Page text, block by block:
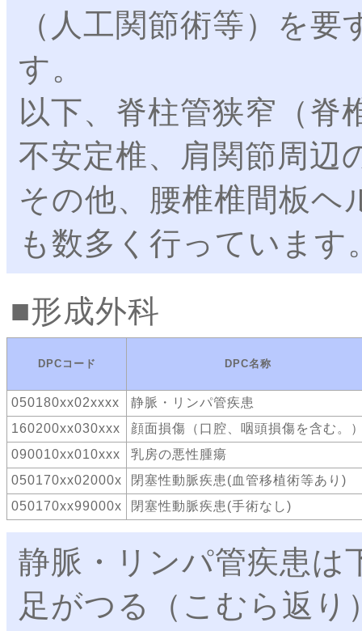
（人工関節術等）を
す。
以下、脊柱管狭窄（
不安定椎、肩関節周辺
その他、腰椎椎間板ヘ
も数多く行っています
形成外科
DPCコード DPC名称
050180xx02xxxx
静脈・リンパ管疾患
160200xx030xxx
顔面損傷（口腔、咽頭損傷を含む。
090010xx010xxx
乳房の悪性腫瘍
050170xx02000x
閉塞性動脈疾患(血管移植術等あり)
050170xx99000x
閉塞性動脈疾患(手術なし)
静脈・リンパ管疾患は
足がつる（こむら返